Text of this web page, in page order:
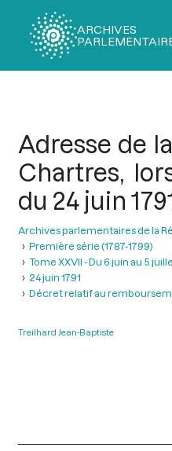
ARCHIVES
Adresse de
Chartres,
du 24 juin
Archives parlementaires de la
Première série (1787-1799)
Tome XXVII - Du 6 juin au 5
24 juin 1791
Décret relatif au
Treilhard Jean-Baptiste